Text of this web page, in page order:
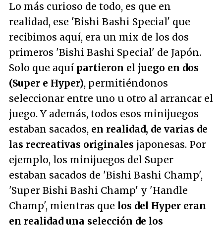
Lo más curioso de todo, es que en
realidad, ese 'Bishi Bashi Special' que
recibimos aquí, era un mix de los dos
primeros 'Bishi Bashi Special' de Japón.
Solo que aquí partieron el juego en dos
(Super e Hyper), permitiéndonos
seleccionar entre uno u otro al arrancar el
juego. Y además, todos esos minijuegos
estaban sacados, en realidad, de varias de
las recreativas originales japonesas. Por
ejemplo, los minijuegos del Super
estaban sacados de 'Bishi Bashi Champ',
'Super Bishi Bashi Champ' y 'Handle
Champ', mientras que los del Hyper eran
en realidad una selección de los